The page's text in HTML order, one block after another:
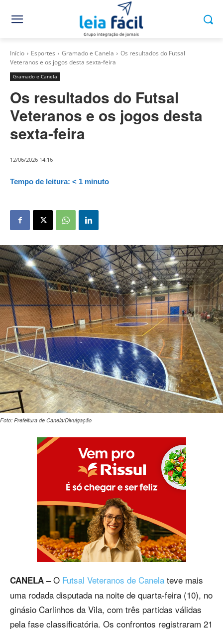
Início Esportes Gramado e Canela
Os resultados do Futsal
Veteranos e os jogos desta sexta-feira
Gramado e Canela
Os resultados do Futsal
Veteranos e os jogos desta
sexta-feira
12/06/2026 14:16
Tempo de leitura: < 1 minuto
Foto: Prefeitura de Canela/Divulgação
CANELA –O Futsal Veteranos de Canela teve mais
uma rodada disputada na noite de quarta-feira (10), no
ginásio Carlinhos da Vila, com três partidas válidas
pela fase classificatória. Os confrontos registraram 21